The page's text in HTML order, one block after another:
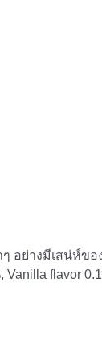
ย่างมีเสน่ห์ขอ
Vanilla flavor